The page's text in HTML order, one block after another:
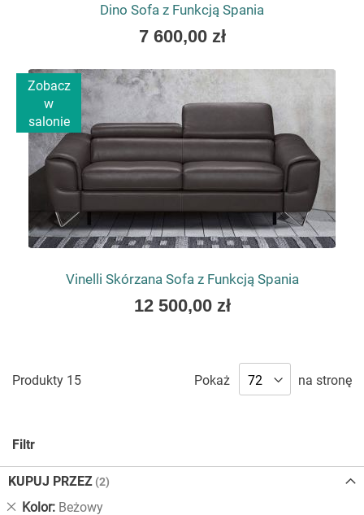
Dino Sofa z Funkcją Spania
As
as
7 600,00 zł
Zobacz
w
salonie
Vinelli Skórzana Sofa z Funkcją Spania
As
12 500,00 zł
Produkty 15 Pokaż na stronę
Filtr
KUPUJ PRZEZ
Kolor Beżowy
Usuń